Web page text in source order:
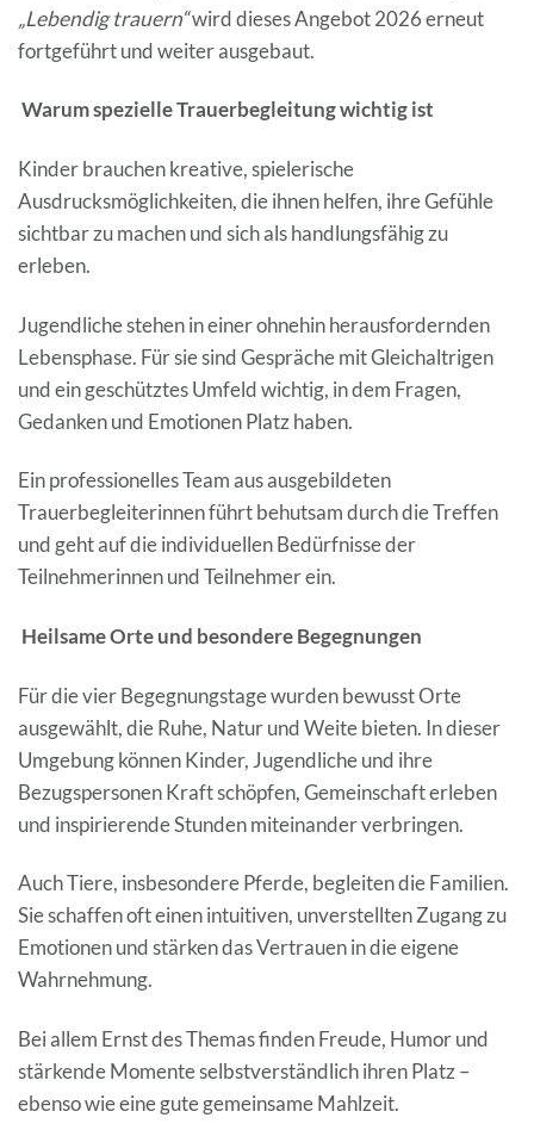
„Lebendig trauern“wird dieses Angebot 2026 erneut
fortgeführt und weiter ausgebaut.
Warum spezielle Trauerbegleitung wichtig ist
Kinder brauchen kreative, spielerische
Ausdrucksmöglichkeiten, die ihnen helfen, ihre Gefühle
sichtbar zu machen und sich als handlungsfähig zu
erleben.
Jugendliche stehen in einer ohnehin herausfordernden
Lebensphase. Für sie sind Gespräche mit Gleichaltrigen
und ein geschütztes Umfeld wichtig, in dem Fragen,
Gedanken und Emotionen Platz haben.
Ein professionelles Team aus ausgebildeten
Trauerbegleiterinnen führt behutsam durch die Treffen
und geht auf die individuellen Bedürfnisse der
Teilnehmerinnen und Teilnehmer ein.
Heilsame Orte und besondere Begegnungen
Für die vier Begegnungstage wurden bewusst Orte
ausgewählt, die Ruhe, Natur und Weite bieten. In dieser
Umgebung können Kinder, Jugendliche und ihre
Bezugspersonen Kraft schöpfen, Gemeinschaft erleben
und inspirierende Stunden miteinander verbringen.
Auch Tiere, insbesondere Pferde, begleiten die Familien.
Sie schaffen oft einen intuitiven, unverstellten Zugang zu
Emotionen und stärken das Vertrauen in die eigene
Wahrnehmung.
Bei allem Ernst des Themas finden Freude, Humor und
stärkende Momente selbstverständlich ihren Platz –
ebenso wie eine gute gemeinsame Mahlzeit.